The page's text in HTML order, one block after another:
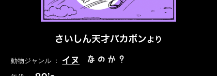
さいしん天才バカボンより
動物ジャンル ： イヌ なのか？